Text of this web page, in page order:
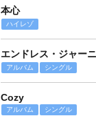
本心
ハイレゾ
エンドレス・ジャー
アルバム シングル
Cozy
アルバム シングル